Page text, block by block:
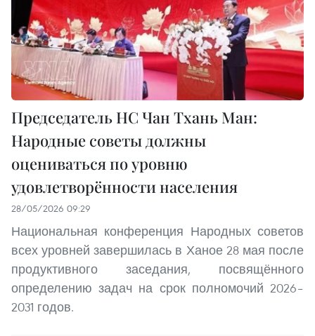
Председатель НС Чан Тхань Ман:
Народные советы должны
оцениваться по уровню
удовлетворённости населения
28/05/2026 09:29
Национальная конференция Народных советов
всех уровней завершилась в Ханое 28 мая после
продуктивного заседания, посвящённого
определению задач на срок полномочий 2026–
2031 годов.